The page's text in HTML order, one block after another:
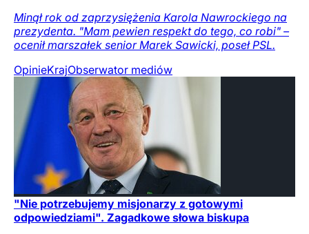
Minął rok od zaprzysiężenia Karola Nawrockiego na
prezydenta. "Mam pewien respekt do tego, co robi" –
ocenił marszałek senior Marek Sawicki, poseł PSL.
OpinieKrajObserwator mediów
"Nie potrzebujemy misjonarzy z gotowymi
odpowiedziami". Zagadkowe słowa biskupa